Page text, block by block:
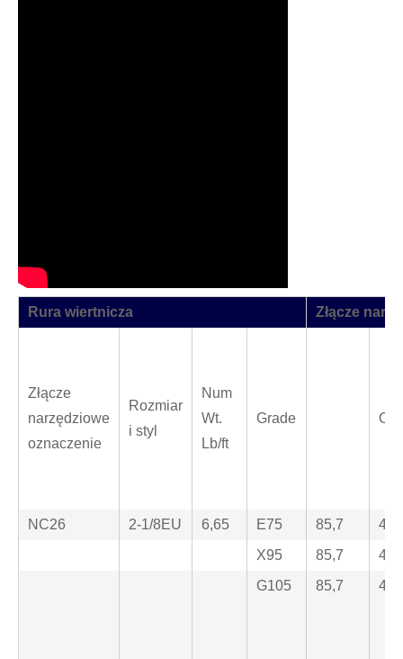
Rura wiertnicza Złącze
Złącze
narzędziowe
oznaczenie
Rozmiar
i styl
Num
Wt.
Lb/ft
Grade OD
NC26 2-1/8EU 6,65 E75 85,7
X95
85,7
G105
85,7